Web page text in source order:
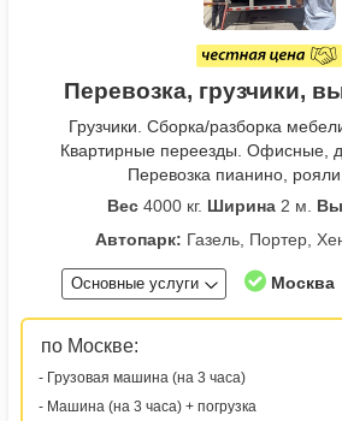
Перевозка, грузчики,
Грузчики. Сборка/разборка
Квартирные переезды. Офисные,
Перевозка пианино,
Вес 4000 кг. Ширина 2 м.
Автопарк: Газель, Портер,
Основные услуги Москва
по Москве:
- Грузовая машина (на 3 часа)
- Машина (на 3 часа) + погрузка